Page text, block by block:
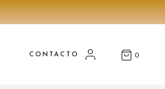
CONTACTO 0